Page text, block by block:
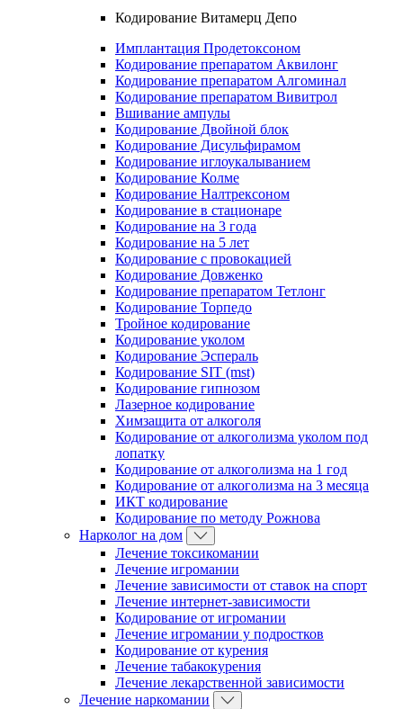
Кодирование Витамерц Депо
Имплантация Продетоксоном
Кодирование препаратом Аквилонг
Кодирование препаратом Алгоминал
Кодирование препаратом Вивитрол
Вшивание ампулы
Кодирование Двойной блок
Кодирование Дисульфирамом
Кодирование иглоукалыванием
Кодирование Колме
Кодирование Налтрексоном
Кодирование в стационаре
Кодирование на 3 года
Кодирование на 5 лет
Кодирование с провокацией
Кодирование Довженко
Кодирование препаратом Тетлонг
Кодирование Торпедо
Тройное кодирование
Кодирование уколом
Кодирование Эспераль
Кодирование SIT (mst)
Кодирование гипнозом
Лазерное кодирование
Химзащита от алкоголя
Кодирование от алкоголизма уколом под
лопатку
Кодирование от алкоголизма на 1 год
Кодирование от алкоголизма на 3 месяца
ИКТ кодирование
Кодирование по методу Рожнова
Нарколог на дом
Лечение токсикомании
Лечение игромании
Лечение зависимости от ставок на спорт
Лечение интернет-зависимости
Кодирование от игромании
Лечение игромании у подростков
Кодирование от курения
Лечение табакокурения
Лечение лекарственной зависимости
Лечение наркомании